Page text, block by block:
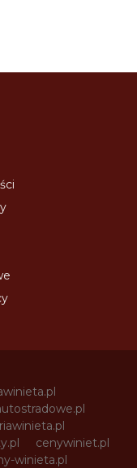
cenywiniet.pl
winieta.pl